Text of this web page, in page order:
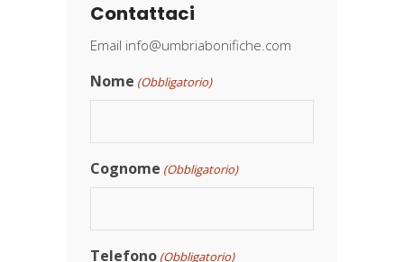
Contattaci
Email info@umbriabonifiche.com
Nome (Obbligatorio)
Cognome (Obbligatorio)
Telefono (Obbligatorio)